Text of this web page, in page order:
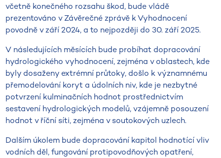
včetně konečného rozsahu škod, bude vládě
prezentováno v Závěrečné zprávě k Vyhodnocení
povodně v září 2024, a to nejpozději do 30. září 2025.
V následujících měsících bude probíhat dopracování
hydrologického vyhodnocení, zejména v oblastech, kde
byly dosaženy extrémní průtoky, došlo k významnému
přemodelování koryt a údolních niv, kde je nezbytné
potvrzení kulminačních hodnot prostřednictvím
sestavení hydrologických modelů, vzájemně posouzení
hodnot v říční síti, zejména v soutokových uzlech.
Dalším úkolem bude dopracování kapitol hodnotící vliv
vodních děl, fungování protipovodňových opatření,